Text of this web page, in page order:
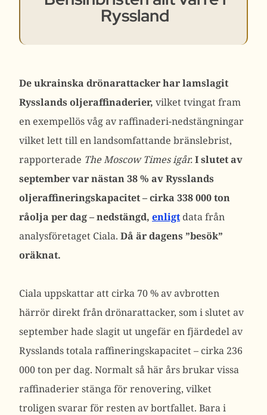
Ryssland
De ukrainska drönarattacker har lamslagit
Rysslands oljeraffinaderier, vilket tvingat fram
en exempellös våg av raffinaderi-nedstängningar
vilket lett till en landsomfattande bränslebrist,
rapporterade The Moscow Times igår.I slutet av
september var nästan 38 % av Rysslands
oljeraffineringskapacitet – cirka 338 000 ton
råolja per dag – nedstängd, enligtdata från
analysföretaget Ciala. Då är dagens ”besök”
oräknat.
Ciala uppskattar att cirka 70 % av avbrotten
härrör direkt från drönarattacker, som i slutet av
september hade slagit ut ungefär en fjärdedel av
Rysslands totala raffineringskapacitet – cirka 236
000 ton per dag. Normalt så här års brukar vissa
raffinaderier stänga för renovering, vilket
troligen svarar för resten av bortfallet. Bara i